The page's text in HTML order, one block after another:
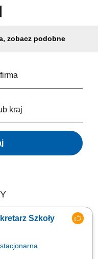
zobacz podobne
Szkoły
stacjonarna